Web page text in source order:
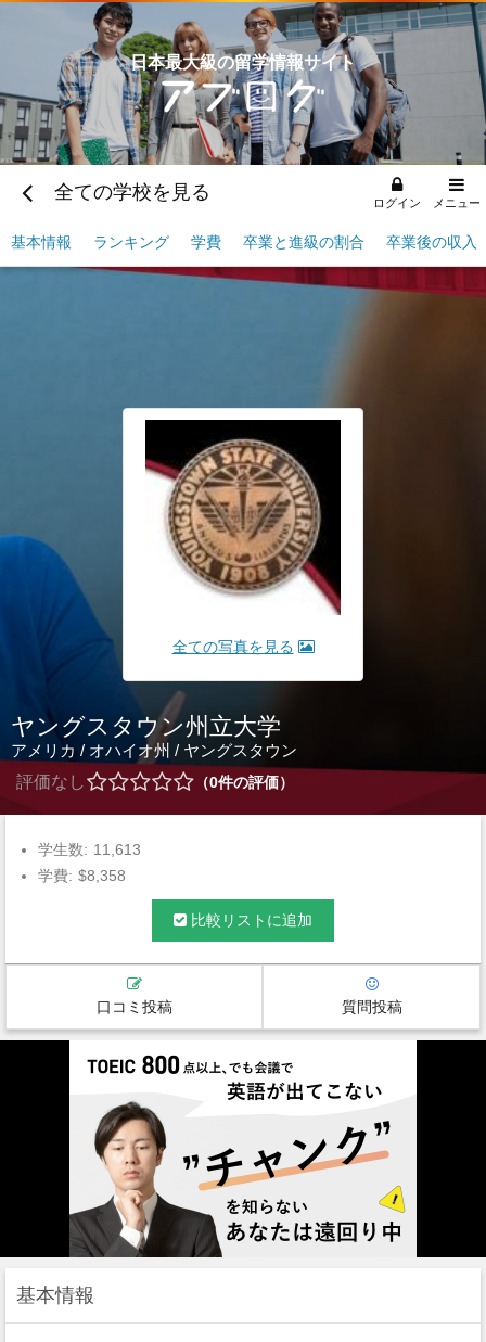
日本最大級の留学情報サイト
全ての学校を見る ログイン メニュー
基本情報 ランキング 学費 卒業と進級の割合 卒業後の収入
全ての写真を見る
ヤングスタウン州立大学
アメリカ / オハイオ州 / ヤングスタウン
評価なし
0件の評価
学生数: 11,613
学費: $8,358
比較リストに追加
口コミ投稿 質問投稿
基本情報